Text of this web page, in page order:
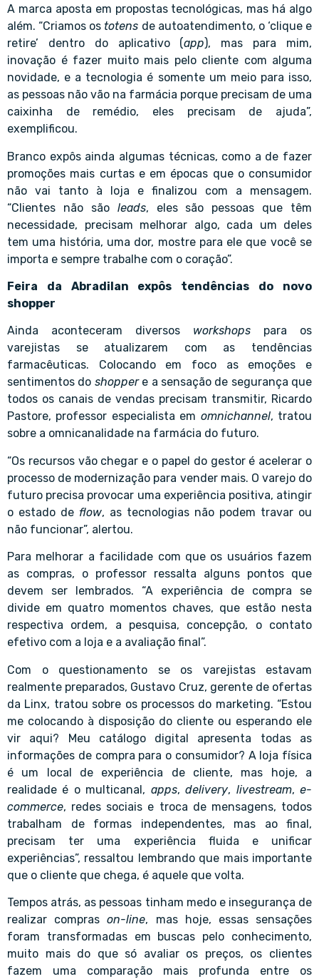
A marca aposta em propostas tecnológicas, mas há algo
além. “Criamos ostotens de autoatendimento, o ‘clique e
retire’ dentro do aplicativo (app), mas para mim,
inovação é fazer muito mais pelo cliente com alguma
novidade, e a tecnologia é somente um meio para isso,
as pessoas não vão na farmácia porque precisam de uma
caixinha de remédio, eles precisam de ajuda”,
exemplificou.
Branco expôs ainda algumas técnicas, como a de fazer
promoções mais curtas e em épocas que o consumidor
não vai tanto à loja e finalizou com a mensagem.
“Clientes não são leads, eles são pessoas que têm
necessidade, precisam melhorar algo, cada um deles
tem uma história, uma dor, mostre para ele que você se
importa e sempre trabalhe com o coração”.
Feira da Abradilan expôs tendências do novo
shopper
Ainda aconteceram diversos workshops para os
varejistas se atualizarem com as tendências
farmacêuticas. Colocando em foco as emoções e
sentimentos do shoppere a sensação de segurança que
todos os canais de vendas precisam transmitir, Ricardo
Pastore, professor especialista em omnichannel, tratou
sobre a omnicanalidade na farmácia do futuro.
“Os recursos vão chegar e o papel do gestor é acelerar o
processo de modernização para vender mais. O varejo do
futuro precisa provocar uma experiência positiva, atingir
o estado de flow, as tecnologias não podem travar ou
não funcionar”, alertou.
Para melhorar a facilidade com que os usuários fazem
as compras, o professor ressalta alguns pontos que
devem ser lembrados. “A experiência de compra se
divide em quatro momentos chaves, que estão nesta
respectiva ordem, a pesquisa, concepção, o contato
efetivo com a loja e a avaliação final”.
Com o questionamento se os varejistas estavam
realmente preparados, Gustavo Cruz, gerente de ofertas
da Linx, tratou sobre os processos do marketing. “Estou
me colocando à disposição do cliente ou esperando ele
vir aqui? Meu catálogo digital apresenta todas as
informações de compra para o consumidor? A loja física
é um local de experiência de cliente, mas hoje, a
realidade é o multicanal, apps,delivery, livestream,e-
commerce, redes sociais e troca de mensagens, todos
trabalham de formas independentes, mas ao final,
precisam ter uma experiência fluida e unificar
experiências”, ressaltou lembrando que mais importante
que o cliente que chega, é aquele que volta.
Tempos atrás, as pessoas tinham medo e insegurança de
realizar comprason-line, mas hoje, essas sensações
foram transformadas em buscas pelo conhecimento,
muito mais do que só avaliar os preços, os clientes
fazem uma comparação mais profunda entre os